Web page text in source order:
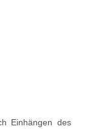
Einhängen des